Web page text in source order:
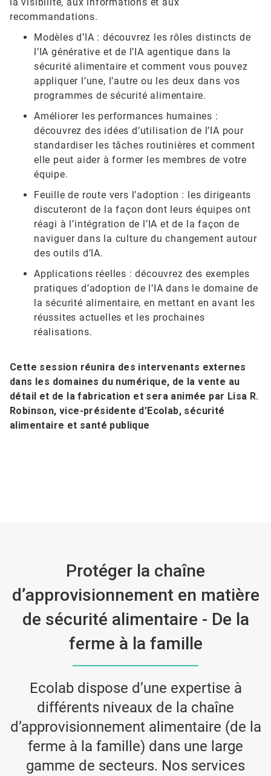
la visibilité, aux informations et aux
recommandations.
Modèles d’IA : découvrez les rôles distincts de
l’IA générative et de l’IA agentique dans la
sécurité alimentaire et comment vous pouvez
appliquer l’une, l’autre ou les deux dans vos
programmes de sécurité alimentaire.
Améliorer les performances humaines :
découvrez des idées d’utilisation de l’IA pour
standardiser les tâches routinières et comment
elle peut aider à former les membres de votre
équipe.
Feuille de route vers l’adoption : les dirigeants
discuteront de la façon dont leurs équipes ont
réagi à l’intégration de l’IA et de la façon de
naviguer dans la culture du changement autour
des outils d’IA.
Applications réelles : découvrez des exemples
pratiques d’adoption de l’IA dans le domaine de
la sécurité alimentaire, en mettant en avant les
réussites actuelles et les prochaines
réalisations.
Cette session réunira des intervenants externes
dans les domaines du numérique, de la vente au
détail et de la fabrication et sera animée par Lisa R.
Robinson, vice-présidente d’Ecolab, sécurité
alimentaire et santé publique
Protéger la chaîne
d’approvisionnement en matière
de sécurité alimentaire - De la
ferme à la famille
Ecolab dispose d’une expertise à
différents niveaux de la chaîne
d’approvisionnement alimentaire (de la
ferme à la famille) dans une large
gamme de secteurs. Nos services